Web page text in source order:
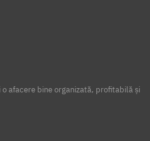
afacere bine organizată, profitabilă și